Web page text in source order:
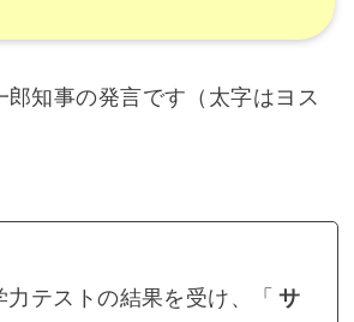
郎知事の発言です（太字はヨス
テストの結果を受け、「 サ